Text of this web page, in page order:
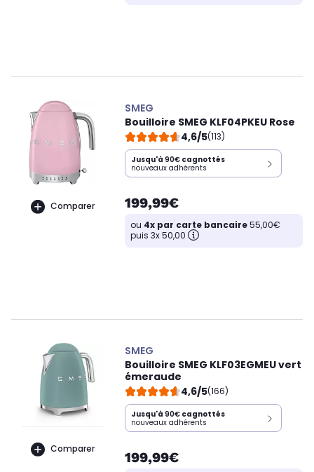
Comparer
SMEG
Bouilloire SMEG KLF04PKEU Rose
4,6/5(113)
Jusqu'à 90€ cagnottés
nouveaux adhérents
199,99€
ou 4x par carte bancaire55,00€
puis 3x 50,00
Comparer
SMEG
Bouilloire SMEG KLF03EGMEU vert
émeraude
4,6/5(166)
Jusqu'à 90€ cagnottés
nouveaux adhérents
199,99€